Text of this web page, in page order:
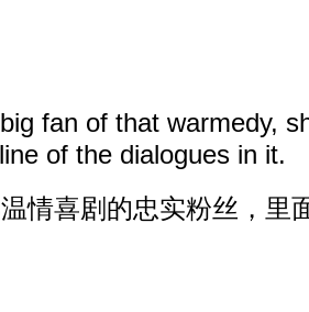
fan of that warmedy,
of the dialogues in it.
情喜剧的忠实粉丝，里